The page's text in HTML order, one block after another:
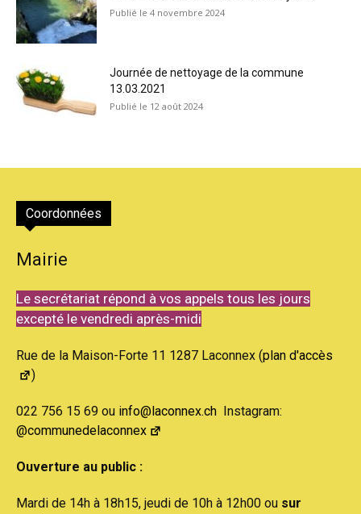
4 novembre 2024
Journée de nettoyage de la commune
13.03.2021
12 août 2024
Coordonnées
Mairie
Le secrétariat répond à vos appels tous les jours
excepté le vendredi après-midi
Rue de la Maison-Forte 11 1287 Laconnex (plan d'accès
)
022 756 15 69 ou info@laconnex.ch Instagram:
@communedelaconnex
Ouverture au public :
Mardi de 14h à 18h15, jeudi de 10h à 12h00 ou sur